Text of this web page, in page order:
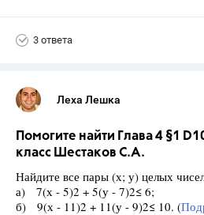
3 ответа
Леха Лешка
Помогите найти Глава 4 §1
класс Шестаков С.А.
Найдите все пары (х; у) целых
а) 7(х - 5)2 + 5(у - 7)2≤ 6;
б) 9(х - 11)2 + 11(у - 9)2≤ 10. (